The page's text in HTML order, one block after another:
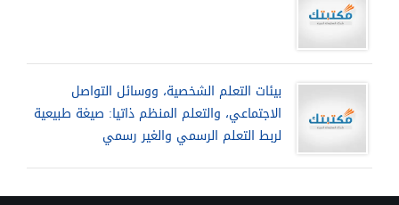
بيئات التعلم الشخصية، ووسائل التواصل
الاجتماعي، والتعلم المنظم ذاتيا: صيغة طبيعية
لربط التعلم الرسمي والغير رسمي